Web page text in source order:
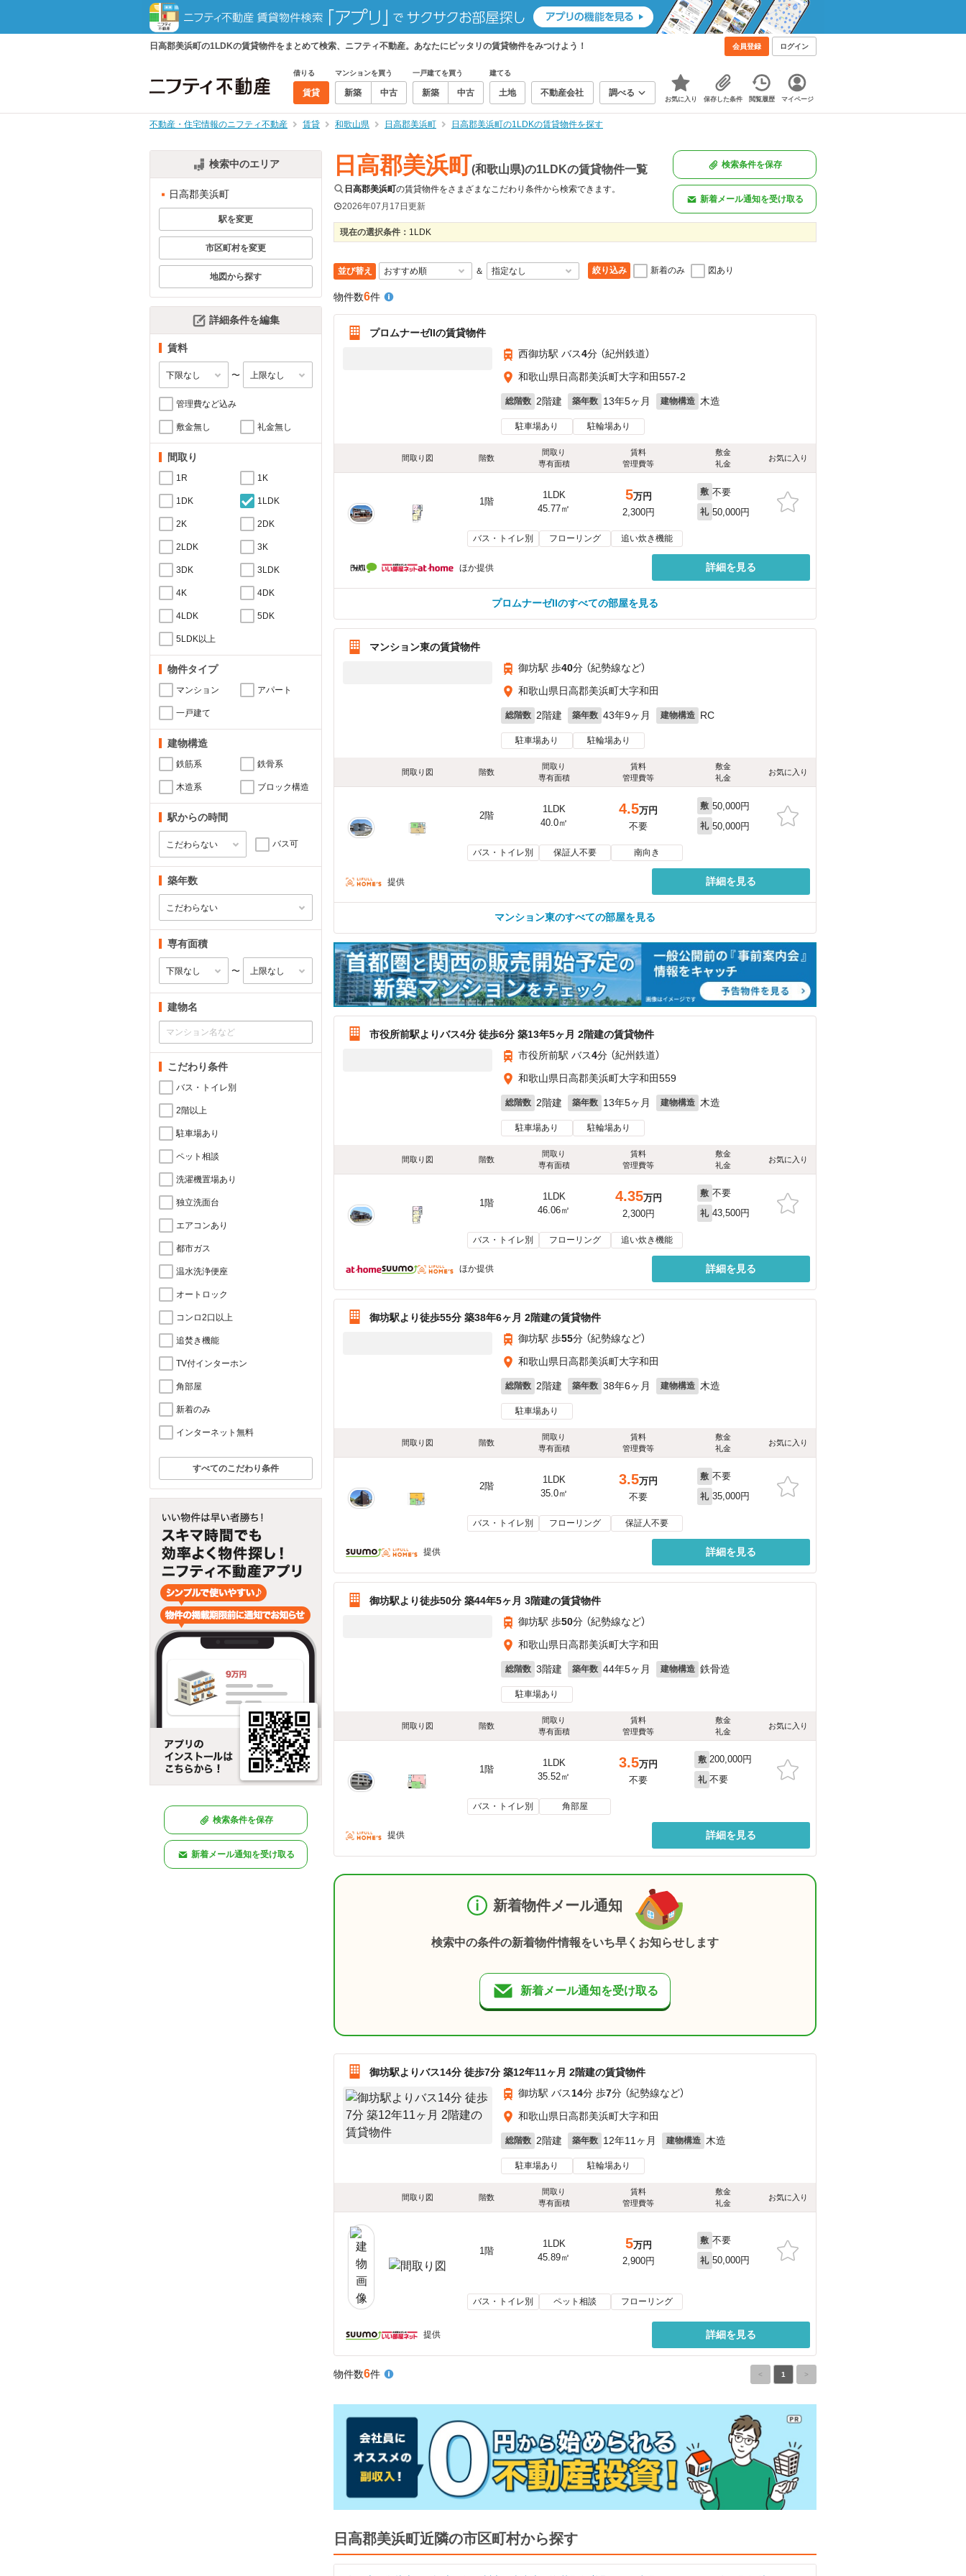
日高郡美浜町の1LDKの賃貸物件をまとめて検索、ニフティ不動産。あなたにピッタリの賃貸物件をみつけよう！ 会員登録 ログイン
借りる
賃貸
マンションを買う
新築 中古
一戸建てを買う
新築 中古
建てる
土地 不動産会社 調べる
お気に入り 保存した条件 閲覧履歴 マイページ
不動産・住宅情報のニフティ不動産 賃貸 和歌山県 日高郡美浜町 日高郡美浜町の1LDKの賃貸物件を探す
検索中のエリア
日高郡美浜町
駅を変更
市区町村を変更
地図から探す
詳細条件を編集
賃料
〜
管理費など込み
敷金無し 礼金無し
間取り
1R 1K
1DK 1LDK
2K 2DK
2LDK 3K
3DK 3LDK
4K 4DK
4LDK 5DK
5LDK以上
物件タイプ
マンション アパート
一戸建て
建物構造
鉄筋系 鉄骨系
木造系 ブロック構造
駅からの時間
バス可
築年数
専有面積
〜
建物名
こだわり条件
バス・トイレ別
2階以上
駐車場あり
ペット相談
洗濯機置場あり
独立洗面台
エアコンあり
都市ガス
温水洗浄便座
オートロック
コンロ2口以上
追焚き機能
TV付インターホン
角部屋
新着のみ
インターネット無料
すべてのこだわり条件
検索条件を保存
新着メール通知を受け取る
日高郡美浜町(和歌山県)の1LDKの賃貸物件一覧
日高郡美浜町の賃貸物件をさまざまなこだわり条件から検索できます。
2026年07月17日更新
検索条件を保存
新着メール通知を受け取る
現在の選択条件： 1LDK
並び替え ＆ 絞り込み 新着のみ 図あり
物件数6件
プロムナーゼIIの賃貸物件
西御坊駅 バス4分 （紀州鉄道）
和歌山県日高郡美浜町大字和田557-2
総階数 2階建 築年数 13年5ヶ月 建物構造 木造
駐車場あり 駐輪場あり
間取り図 階数
間取り
専有面積
賃料
管理費等
敷金
礼金
お気に入り
1階
1LDK
45.77㎡
5万円
2,300円
敷 不要
礼 50,000円
バス・トイレ別 フローリング 追い炊き機能
ほか提供 詳細を見る
プロムナーゼIIのすべての部屋を見る
マンション東の賃貸物件
御坊駅 歩40分 （紀勢線など）
和歌山県日高郡美浜町大字和田
総階数 2階建 築年数 43年9ヶ月 建物構造 RC
駐車場あり 駐輪場あり
間取り図 階数
間取り
専有面積
賃料
管理費等
敷金
礼金
お気に入り
2階
1LDK
40.0㎡
4.5万円
不要
敷 50,000円
礼 50,000円
バス・トイレ別 保証人不要 南向き
提供 詳細を見る
マンション東のすべての部屋を見る
市役所前駅よりバス4分 徒歩6分 築13年5ヶ月 2階建の賃貸物件
市役所前駅 バス4分 （紀州鉄道）
和歌山県日高郡美浜町大字和田559
総階数 2階建 築年数 13年5ヶ月 建物構造 木造
駐車場あり 駐輪場あり
間取り図 階数
間取り
専有面積
賃料
管理費等
敷金
礼金
お気に入り
1階
1LDK
46.06㎡
4.35万円
2,300円
敷 不要
礼 43,500円
バス・トイレ別 フローリング 追い炊き機能
ほか提供 詳細を見る
御坊駅より徒歩55分 築38年6ヶ月 2階建の賃貸物件
御坊駅 歩55分 （紀勢線など）
和歌山県日高郡美浜町大字和田
総階数 2階建 築年数 38年6ヶ月 建物構造 木造
駐車場あり
間取り図 階数
間取り
専有面積
賃料
管理費等
敷金
礼金
お気に入り
2階
1LDK
35.0㎡
3.5万円
不要
敷 不要
礼 35,000円
バス・トイレ別 フローリング 保証人不要
提供 詳細を見る
御坊駅より徒歩50分 築44年5ヶ月 3階建の賃貸物件
御坊駅 歩50分 （紀勢線など）
和歌山県日高郡美浜町大字和田
総階数 3階建 築年数 44年5ヶ月 建物構造 鉄骨造
駐車場あり
間取り図 階数
間取り
専有面積
賃料
管理費等
敷金
礼金
お気に入り
1階
1LDK
35.52㎡
3.5万円
不要
敷 200,000円
礼 不要
バス・トイレ別 角部屋
提供 詳細を見る
新着物件メール通知
検索中の条件の新着物件情報をいち早くお知らせします
新着メール通知を受け取る
御坊駅よりバス14分 徒歩7分 築12年11ヶ月 2階建の賃貸物件
御坊駅 バス14分 歩7分 （紀勢線など）
和歌山県日高郡美浜町大字和田
総階数 2階建 築年数 12年11ヶ月 建物構造 木造
駐車場あり 駐輪場あり
間取り図 階数
間取り
専有面積
賃料
管理費等
敷金
礼金
お気に入り
1階
1LDK
45.89㎡
5万円
2,900円
敷 不要
礼 50,000円
バス・トイレ別 ペット相談 フローリング
提供 詳細を見る
物件数6件 < 1 >
日高郡美浜町近隣の市区町村から探す